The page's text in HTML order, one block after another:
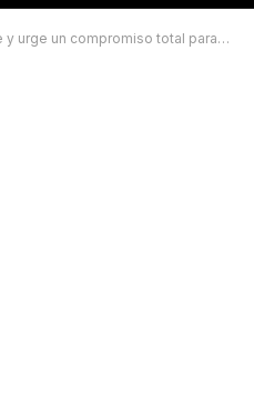
un compromiso total para protegerlo